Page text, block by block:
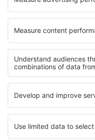
Beste hotels - regio's
Hotels in Nationaal Park
Hotels in Podlachian
Hotels in Nationaal park
Hotels in Faaker See
Hotels in Pennsylvania